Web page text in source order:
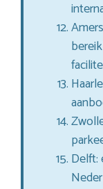
Delft: